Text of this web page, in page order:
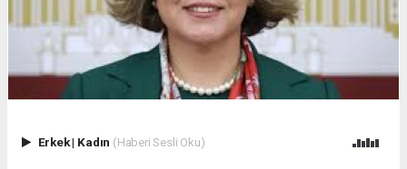
Erkek| Kadın (Haberi Sesli Oku)